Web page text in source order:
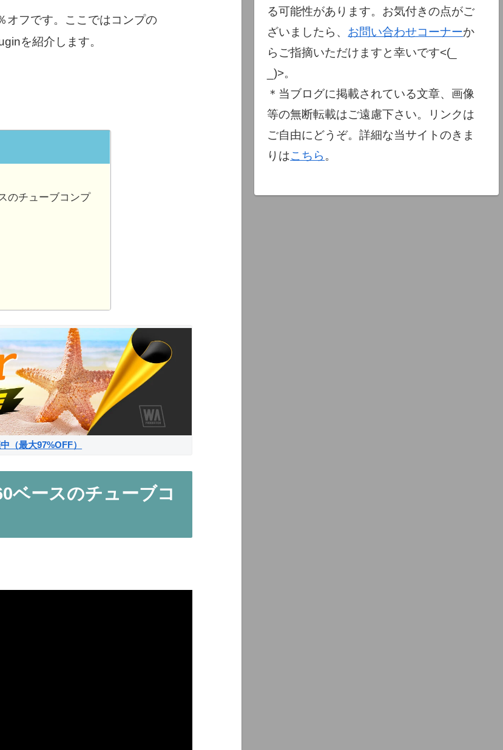
オフです。ここではコンプの
を紹介します。
のチューブコンプ
（最大97%OFF）
ベースのチューブコ
る可能性があります。お気付きの点がご
ざいましたら、 お問い合わせコーナーか
らご指摘いただけますと幸いです<(_
_)>。
＊当ブログに掲載されている文章、画像
等の無断転載はご遠慮下さい。リンクは
ご自由にどうぞ。詳細な当サイトのきま
りはこちら 。